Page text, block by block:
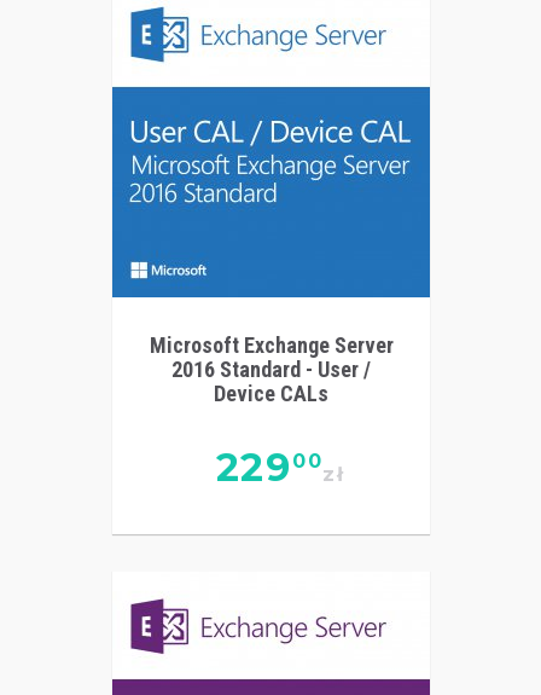
Microsoft Exchange Server
2016 Standard - User /
Device CALs
229 00
zł